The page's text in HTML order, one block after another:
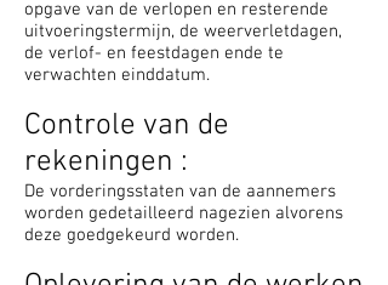
opgave van de verlopen en resterende
uitvoeringstermijn, de weerverletdagen,
de verlof- en feestdagen ende te
verwachten einddatum.
Controle van de
rekeningen :
De vorderingsstaten van de aannemers
worden gedetailleerd na­ge­zien alvorens
deze goedgekeurd worden.